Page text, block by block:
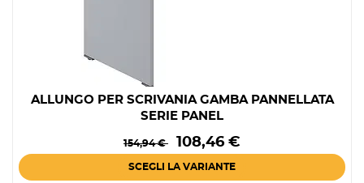
ALLUNGO PER SCRIVANIA GAMBA PANNELLATA
SERIE PANEL
Prezzo
Prezzo
base
154,94 € 108,46 €
SCEGLI LA VARIANTE